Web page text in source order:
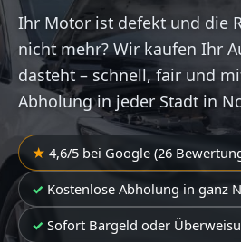
Ihr Motor ist defekt und die
nicht mehr? Wir kaufen Ihr
dasteht – schnell, fair und
Abholung in jeder Stadt in
4,6/5 bei Google (26
Kostenlose Abholung in ganz
Sofort Bargeld oder